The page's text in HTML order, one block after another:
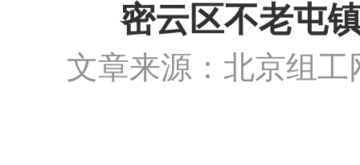
密云区不老屯
文章来源：北京